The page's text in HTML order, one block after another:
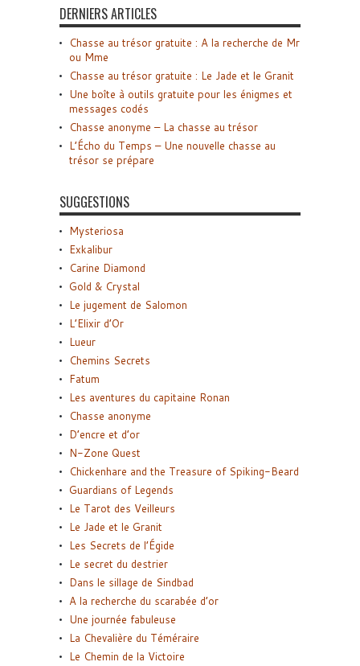
DERNIERS ARTICLES
Chasse au trésor gratuite : A la recherche de Mr
ou Mme
Chasse au trésor gratuite : Le Jade et le Granit
Une boîte à outils gratuite pour les énigmes et
messages codés
Chasse anonyme – La chasse au trésor
L’Écho du Temps – Une nouvelle chasse au
trésor se prépare
SUGGESTIONS
Mysteriosa
Exkalibur
Carine Diamond
Gold & Crystal
Le jugement de Salomon
L’Elixir d’Or
Lueur
Chemins Secrets
Fatum
Les aventures du capitaine Ronan
Chasse anonyme
D’encre et d’or
N-Zone Quest
Chickenhare and the Treasure of Spiking-Beard
Guardians of Legends
Le Tarot des Veilleurs
Le Jade et le Granit
Les Secrets de l’Égide
Le secret du destrier
Dans le sillage de Sindbad
A la recherche du scarabée d’or
Une journée fabuleuse
La Chevalière du Téméraire
Le Chemin de la Victoire